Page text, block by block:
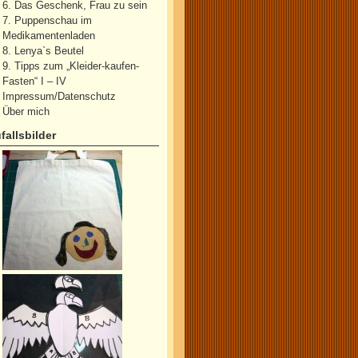
6. Das Geschenk, Frau zu sein
7. Puppenschau im
Medikamentenladen
8. Lenya`s Beutel
9. Tipps zum „Kleider-kaufen-
Fasten“ I – IV
Impressum/Datenschutz
Über mich